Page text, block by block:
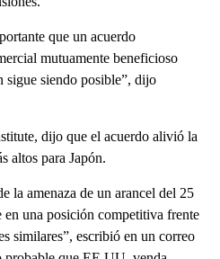
que un acuerdo
mutuamente beneficioso
sigue siendo posible”, dijo
dijo que el acuerdo alivió la
altos para Japón.
la amenaza de un arancel del 25
una posición competitiva frente
similares”, escribió en un correo